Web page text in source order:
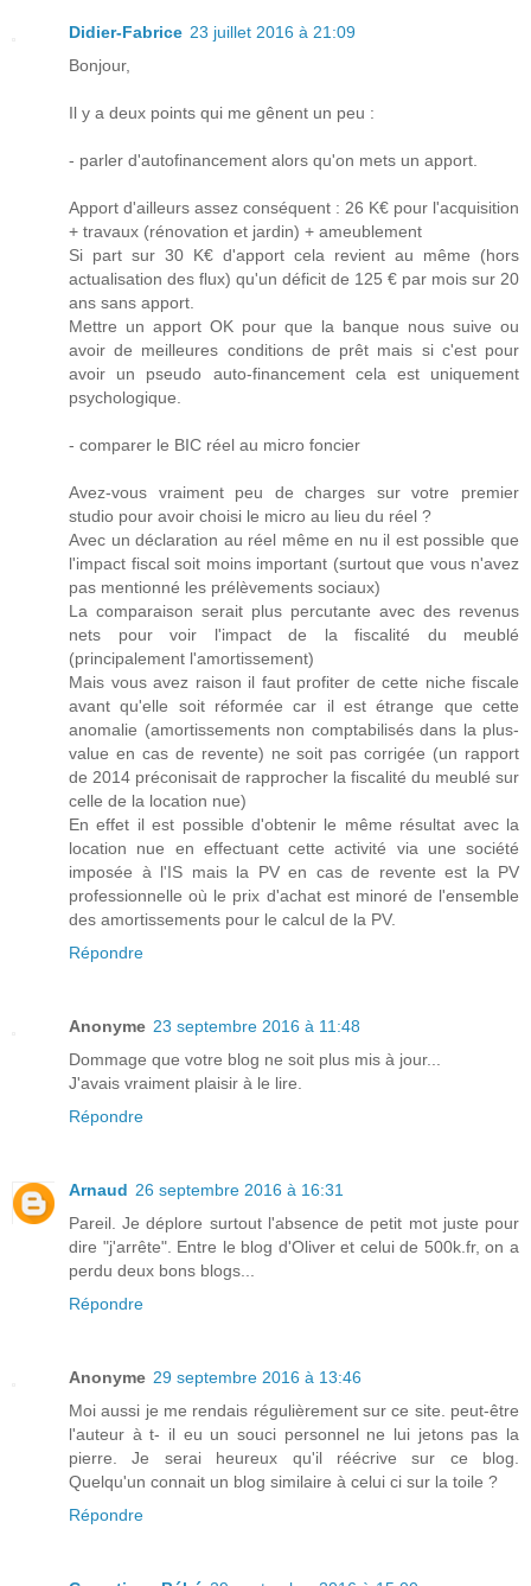
Didier-Fabrice 23 juillet 2016 à 21:09
Bonjour,
Il y a deux points qui me gênent un peu :
- parler d'autofinancement alors qu'on mets un apport.
Apport d'ailleurs assez conséquent : 26 K€ pour l'acquisition
+ travaux (rénovation et jardin) + ameublement
Si part sur 30 K€ d'apport cela revient au même (hors
actualisation des flux) qu'un déficit de 125 € par mois sur 20
ans sans apport.
Mettre un apport OK pour que la banque nous suive ou
avoir de meilleures conditions de prêt mais si c'est pour
avoir un pseudo auto-financement cela est uniquement
psychologique.
- comparer le BIC réel au micro foncier
Avez-vous vraiment peu de charges sur votre premier
studio pour avoir choisi le micro au lieu du réel ?
Avec un déclaration au réel même en nu il est possible que
l'impact fiscal soit moins important (surtout que vous n'avez
pas mentionné les prélèvements sociaux)
La comparaison serait plus percutante avec des revenus
nets pour voir l'impact de la fiscalité du meublé
(principalement l'amortissement)
Mais vous avez raison il faut profiter de cette niche fiscale
avant qu'elle soit réformée car il est étrange que cette
anomalie (amortissements non comptabilisés dans la plus-
value en cas de revente) ne soit pas corrigée (un rapport
de 2014 préconisait de rapprocher la fiscalité du meublé sur
celle de la location nue)
En effet il est possible d'obtenir le même résultat avec la
location nue en effectuant cette activité via une société
imposée à l'IS mais la PV en cas de revente est la PV
professionnelle où le prix d'achat est minoré de l'ensemble
des amortissements pour le calcul de la PV.
Répondre
Anonyme 23 septembre 2016 à 11:48
Dommage que votre blog ne soit plus mis à jour...
J'avais vraiment plaisir à le lire.
Répondre
Arnaud 26 septembre 2016 à 16:31
Pareil. Je déplore surtout l'absence de petit mot juste pour
dire "j'arrête". Entre le blog d'Oliver et celui de 500k.fr, on a
perdu deux bons blogs...
Répondre
Anonyme 29 septembre 2016 à 13:46
Moi aussi je me rendais régulièrement sur ce site. peut-être
l'auteur à t- il eu un souci personnel ne lui jetons pas la
pierre. Je serai heureux qu'il réécrive sur ce blog.
Quelqu'un connait un blog similaire à celui ci sur la toile ?
Répondre